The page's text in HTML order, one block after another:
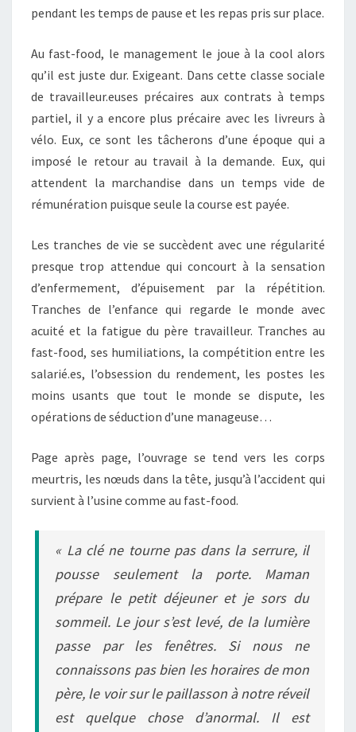
pendant les temps de pause et les repas pris sur place.
Au fast-food, le management le joue à la cool alors
qu’il est juste dur. Exigeant. Dans cette classe sociale
de travailleur.euses précaires aux contrats à temps
partiel, il y a encore plus précaire avec les livreurs à
vélo. Eux, ce sont les tâcherons d’une époque qui a
imposé le retour au travail à la demande. Eux, qui
attendent la marchandise dans un temps vide de
rémunération puisque seule la course est payée.
Les tranches de vie se succèdent avec une régularité
presque trop attendue qui concourt à la sensation
d’enfermement, d’épuisement par la répétition.
Tranches de l’enfance qui regarde le monde avec
acuité et la fatigue du père travailleur. Tranches au
fast-food, ses humiliations, la compétition entre les
salarié.es, l’obsession du rendement, les postes les
moins usants que tout le monde se dispute, les
opérations de séduction d’une manageuse…
Page après page, l’ouvrage se tend vers les corps
meurtris, les nœuds dans la tête, jusqu’à l’accident qui
survient à l’usine comme au fast-food.
« La clé ne tourne pas dans la serrure, il
pousse seulement la porte. Maman
prépare le petit déjeuner et je sors du
sommeil. Le jour s’est levé, de la lumière
passe par les fenêtres. Si nous ne
connaissons pas bien les horaires de mon
père, le voir sur le paillasson à notre réveil
est quelque chose d’anormal. Il est